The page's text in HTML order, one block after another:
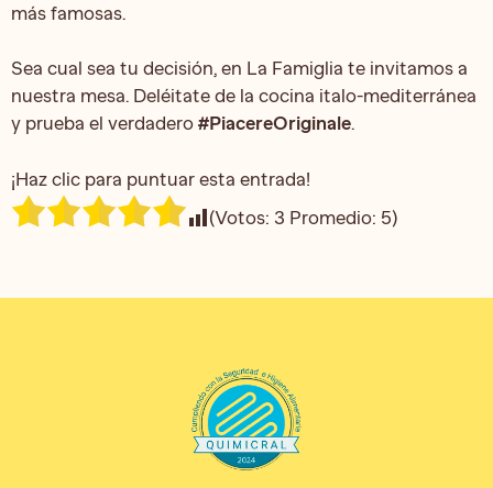
más famosas.
Sea cual sea tu decisión, en La Famiglia te invitamos a
nuestra mesa. Deléitate de la cocina italo-mediterránea
y prueba el verdadero #PiacereOriginale.
¡Haz clic para puntuar esta entrada!
(Votos: 3 Promedio: 5)